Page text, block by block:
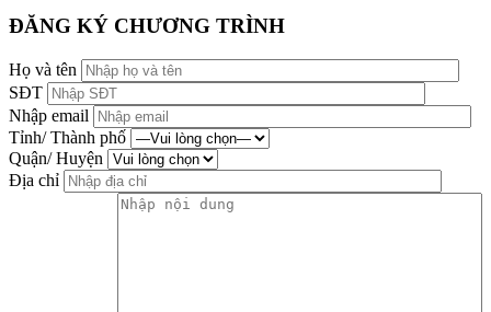
ĐĂNG KÝ CHƯƠNG TRÌNH
Họ và tên
SĐT
Nhập email
Tỉnh/ Thành phố
Quận/ Huyện
Địa chỉ